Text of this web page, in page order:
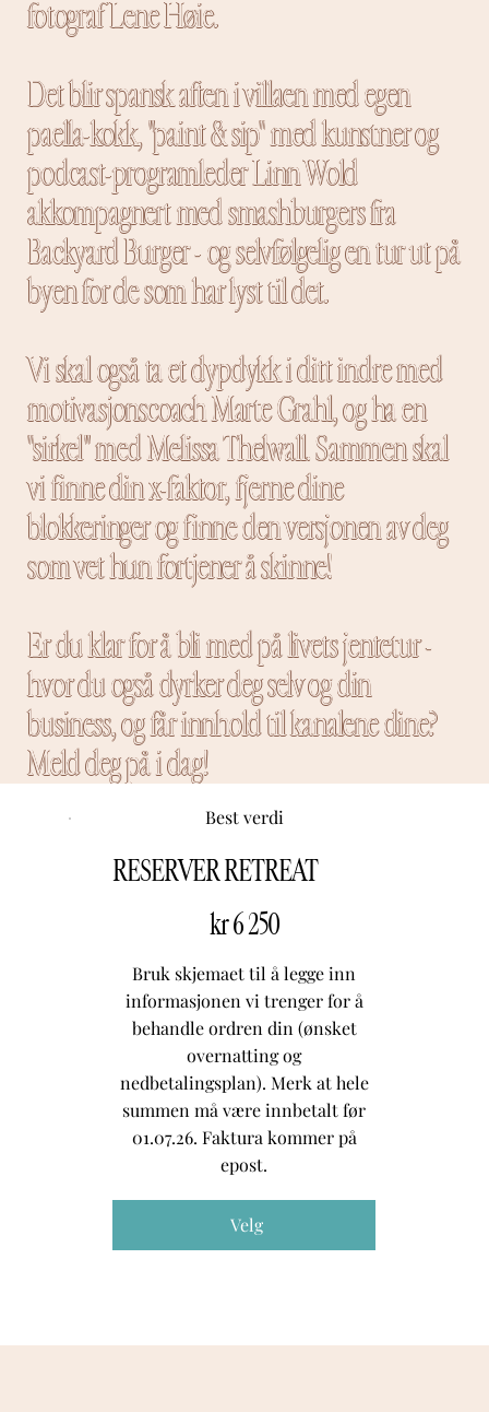
fotograf Lene Høie.
Det blir spansk aften i villaen med egen
paella-kokk, "paint & sip" med kunstner og
podcast-programleder Linn Wold
akkompagnert med smashburgers fra
Backyard Burger - og selvfølgelig en tur ut på
byen for de som har lyst til det.
Vi skal også ta et dypdykk i ditt indre med
motivasjonscoach Marte Grahl, og ha en
"sirkel" med Melissa Thelwall. Sammen skal
vi finne din x-faktor, fjerne dine
blokkeringer og finne den versjonen av deg
som vet hun fortjener å skinne!
Er du klar for å bli med på livets jentetur -
hvor du også dyrker deg selv og din
business, og får innhold til kanalene dine?
Meld deg på i dag!
Best verdi
RESERVER RETREAT
kr6 250
Bruk skjemaet til å legge inn
informasjonen vi trenger for å
behandle ordren din (ønsket
overnatting og
nedbetalingsplan). Merk at hele
summen må være innbetalt før
01.07.26. Faktura kommer på
epost.
Velg